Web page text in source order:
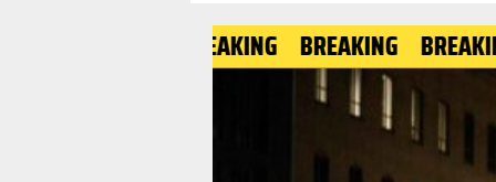
BREAKING BREAKING